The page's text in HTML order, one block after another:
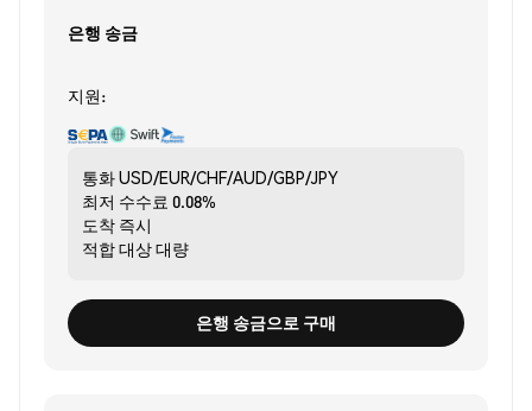
은행 송금
지원:
통화USD/EUR/CHF/AUD/GBP/JPY
최저 수수료 0.08%
도착 즉시
적합 대상대량
은행 송금으로 구매